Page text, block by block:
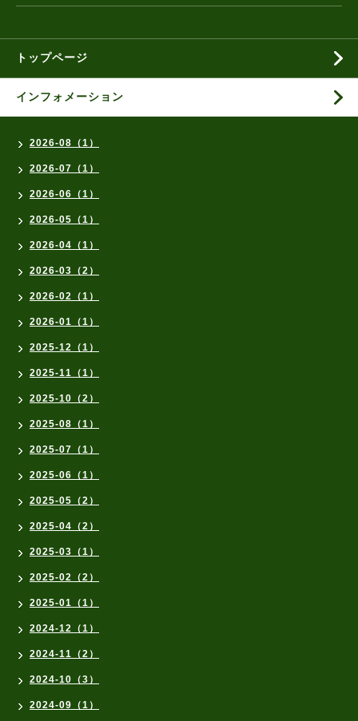
トップページ
インフォメーション
2026-08（1）
2026-07（1）
2026-06（1）
2026-05（1）
2026-04（1）
2026-03（2）
2026-02（1）
2026-01（1）
2025-12（1）
2025-11（1）
2025-10（2）
2025-08（1）
2025-07（1）
2025-06（1）
2025-05（2）
2025-04（2）
2025-03（1）
2025-02（2）
2025-01（1）
2024-12（1）
2024-11（2）
2024-10（3）
2024-09（1）